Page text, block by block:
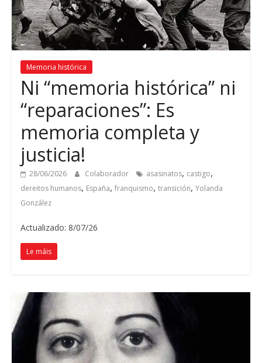
Memoria histórica
Ni “memoria histórica” ni
“reparaciones”: Es
memoria completa y
justicia!
28/06/2026 Colaborador asasinatos, castigo,
dereitos humanos, España, franquismo, transición, Yolanda
González
Actualizado: 8/07/26
Le máis